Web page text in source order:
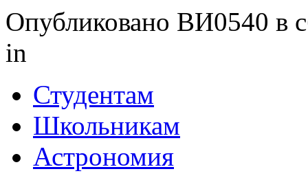
Опубликовано ВИ0540 в
in
Студентам
Школьникам
Астрономия